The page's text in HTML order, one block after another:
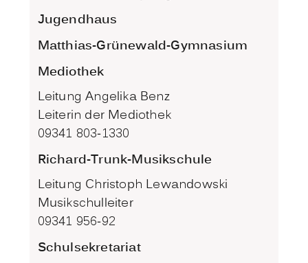
Jugendhaus
Matthias-Grünewald-Gymnasium
Mediothek
Leitung Angelika Benz
Leiterin der Mediothek
09341 803-1330
Richard-Trunk-Musikschule
Leitung Christoph Lewandowski
Musikschulleiter
09341 956-92
Schulsekretariat